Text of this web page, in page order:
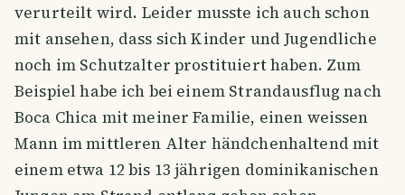
verurteilt wird. Leider musste ich auch schon
mit ansehen, dass sich Kinder und Jugendliche
noch im Schutzalter prostituiert haben. Zum
Beispiel habe ich bei einem Strandausflug nach
Boca Chica mit meiner Familie, einen weissen
Mann im mittleren Alter händchenhaltend mit
einem etwa 12 bis 13 jährigen dominikanischen